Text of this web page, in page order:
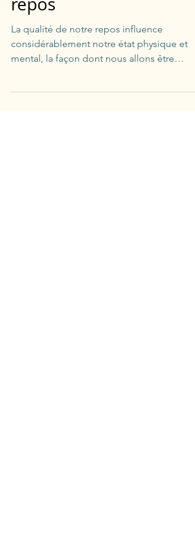
repos
La qualité de notre repos influence
considérablement notre état physique et
efficace, gérer nos...